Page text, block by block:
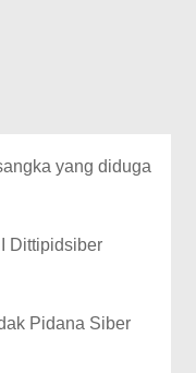
yang diduga
Dittipidsiber
Pidana Siber